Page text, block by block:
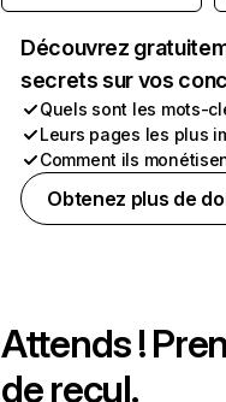
Découvrez
secrets sur vos
Quels sont les mots-
Leurs pages les plus
Comment ils
Obtenez plus de
Attends !
de recul.